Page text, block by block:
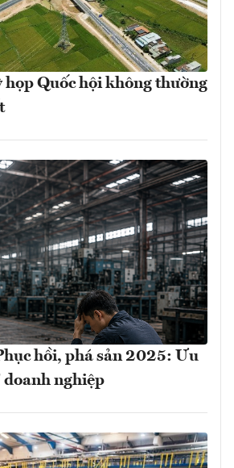
Quốc hội không thường
hồi, phá sản 2025: Ưu
doanh nghiệp